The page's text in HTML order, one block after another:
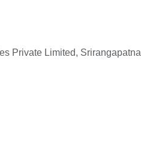
Private Limited,